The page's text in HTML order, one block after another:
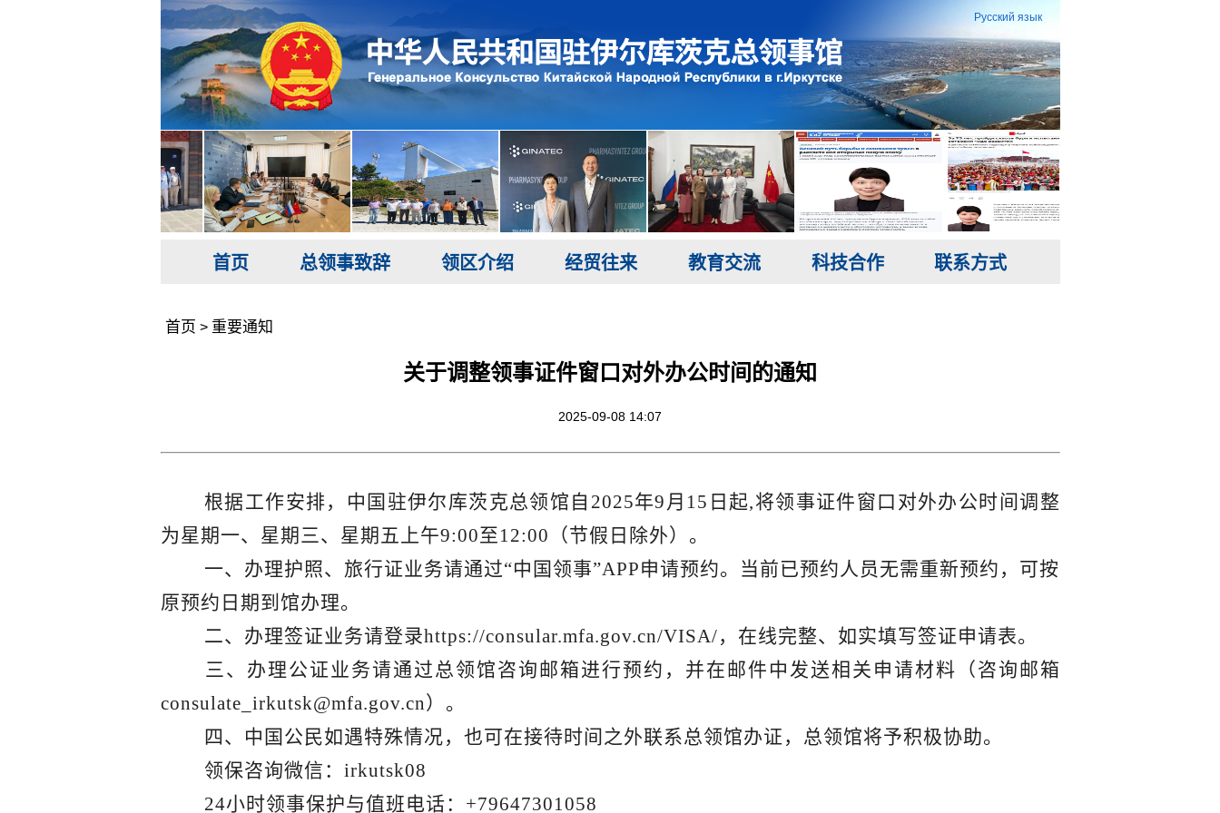
Русский язык
首页 总领事致辞 领区介绍 经贸往来 教育交流 科技合作 联系方式
首页 > 重要通知
关于调整领事证件窗口对外办公时间的通知
2025-09-08 14:07
根据工作安排，中国驻伊尔库茨克总领馆自2025年9月15日起,将领事证件窗口对外办公时间调整
为星期一、星期三、星期五上午9:00至12:00（节假日除外）。
一、办理护照、旅行证业务请通过“中国领事”APP申请预约。当前已预约人员无需重新预约，可按
原预约日期到馆办理。
二、办理签证业务请登录https://consular.mfa.gov.cn/VISA/，在线完整、如实填写签证申请表。
三、办理公证业务请通过总领馆咨询邮箱进行预约，并在邮件中发送相关申请材料（咨询邮箱
consulate_irkutsk@mfa.gov.cn）。
四、中国公民如遇特殊情况，也可在接待时间之外联系总领馆办证，总领馆将予积极协助。
领保咨询微信：irkutsk08
24小时领事保护与值班电话：+79647301058